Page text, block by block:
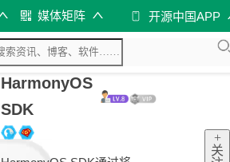
媒体矩阵 开源中国APP
HarmonyOS
SDK
+
关